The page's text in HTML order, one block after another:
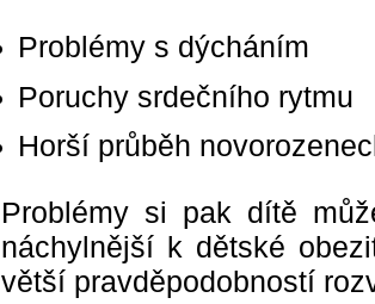
Problémy s dýcháním
Poruchy srdečního rytmu
Horší průběh
Problémy si pak dítě
náchylnější k dětské
větší pravděpodobností